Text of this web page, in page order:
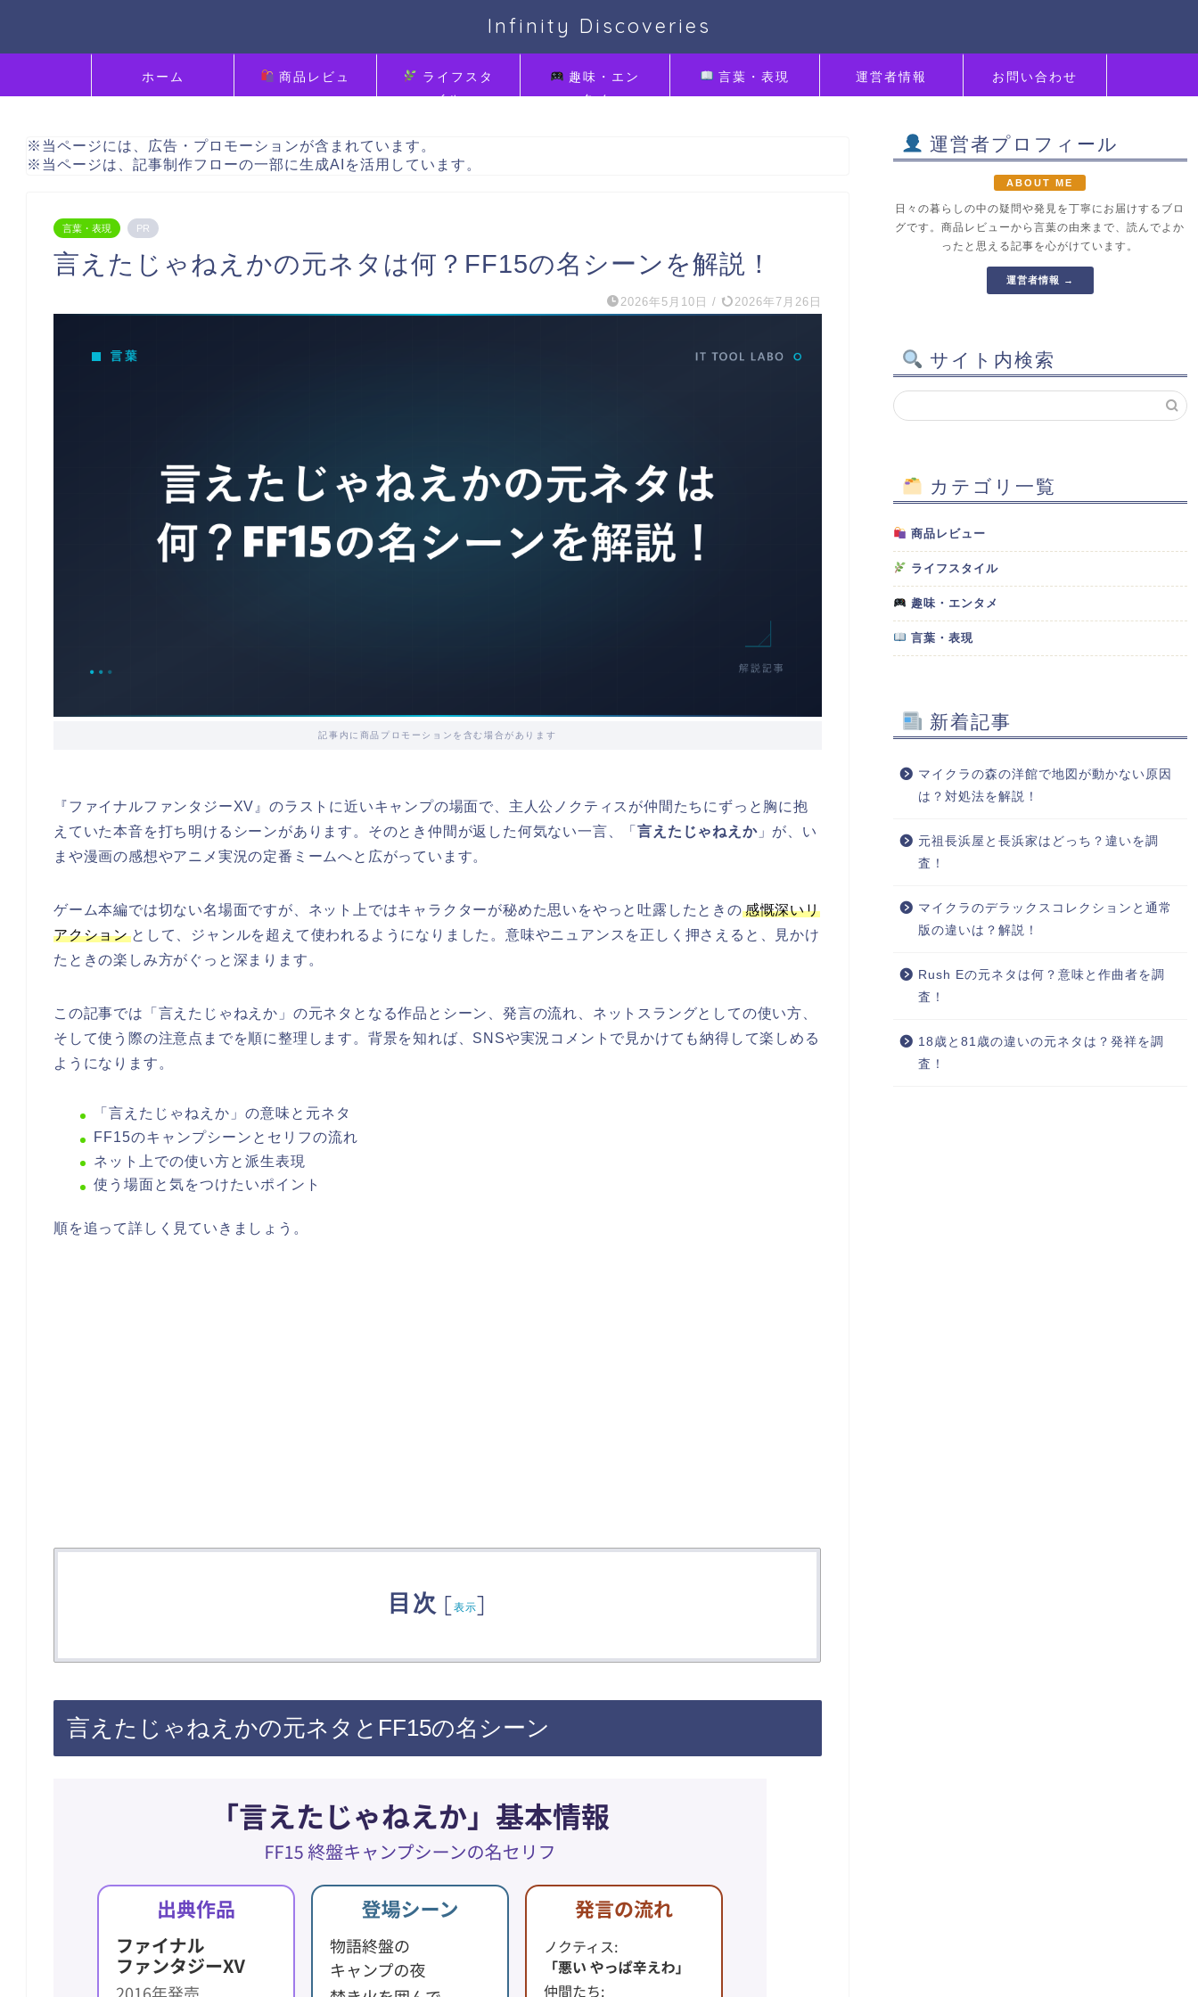
Infinity Discoveries
ホーム
商品レビュ
ー
ライフスタ
イル
趣味・エン
タメ
言葉・表現 運営者情報 お問い合わせ
※当ページには、広告・プロモーションが含まれています。
※当ページは、記事制作フローの一部に生成AIを活用しています。
言葉・表現 PR
言えたじゃねえかの元ネタは何？FF15の名シーンを解説！
2026年5月10日 / 2026年7月26日
記事内に商品プロモーションを含む場合があります
『ファイナルファンタジーXV』のラストに近いキャンプの場面で、主人公ノクティスが仲間たちにずっと胸に抱
えていた本音を打ち明けるシーンがあります。そのとき仲間が返した何気ない一言、「言えたじゃねえか」が、い
まや漫画の感想やアニメ実況の定番ミームへと広がっています。
ゲーム本編では切ない名場面ですが、ネット上ではキャラクターが秘めた思いをやっと吐露したときの 感慨深いリ
アクション として、ジャンルを超えて使われるようになりました。意味やニュアンスを正しく押さえると、見かけ
たときの楽しみ方がぐっと深まります。
この記事では「言えたじゃねえか」の元ネタとなる作品とシーン、発言の流れ、ネットスラングとしての使い方、
そして使う際の注意点までを順に整理します。背景を知れば、SNSや実況コメントで見かけても納得して楽しめる
ようになります。
「言えたじゃねえか」の意味と元ネタ
FF15のキャンプシーンとセリフの流れ
ネット上での使い方と派生表現
使う場面と気をつけたいポイント
順を追って詳しく見ていきましょう。
目次 [表示]
言えたじゃねえかの元ネタとFF15の名シーン
運営者プロフィール
ABOUT ME
日々の暮らしの中の疑問や発見を丁寧にお届けするブロ
グです。商品レビューから言葉の由来まで、読んでよか
ったと思える記事を心がけています。
運営者情報 →
サイト内検索
カテゴリ一覧
商品レビュー
ライフスタイル
趣味・エンタメ
言葉・表現
新着記事
マイクラの森の洋館で地図が動かない原因
は？対処法を解説！
元祖長浜屋と長浜家はどっち？違いを調
査！
マイクラのデラックスコレクションと通常
版の違いは？解説！
Rush Eの元ネタは何？意味と作曲者を調
査！
18歳と81歳の違いの元ネタは？発祥を調
査！